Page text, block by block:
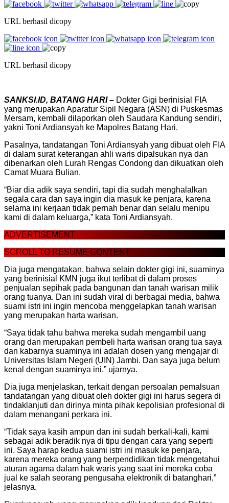
URL berhasil dicopy
URL berhasil dicopy
SANKSI.ID, BATANG HARI – Dokter Gigi berinisial FIA
yang merupakan Aparatur Sipil Negara (ASN) di Puskesmas
Mersam, kembali dilaporkan oleh Saudara Kandung sendiri,
yakni Toni Ardiansyah ke Mapolres Batang Hari.
Pasalnya, tandatangan Toni Ardiansyah yang dibuat oleh FIA
di dalam surat keterangan ahli waris dipalsukan nya dan
dibenarkan oleh Lurah Rengas Condong dan dikuatkan oleh
Camat Muara Bulian.
“Biar dia adik saya sendiri, tapi dia sudah menghalalkan
segala cara dan saya ingin dia masuk ke penjara, karena
selama ini kerjaan tidak pernah benar dan selalu menipu
kami di dalam keluarga,” kata Toni Ardiansyah.
ADVERTISEMENT
SCROLL TO RESUME CONTENT
Dia juga mengatakan, bahwa selain dokter gigi ini, suaminya
yang berinisial KMN juga ikut terlibat di dalam proses
penjualan sepihak pada bangunan dan tanah warisan milik
orang tuanya. Dan ini sudah viral di berbagai media, bahwa
suami istri ini ingin mencoba menggelapkan tanah warisan
yang merupakan harta warisan.
“Saya tidak tahu bahwa mereka sudah mengambil uang
orang dan merupakan pembeli harta warisan orang tua saya
dan kabarnya suaminya ini adalah dosen yang mengajar di
Universitas Islam Negeri (UIN) Jambi. Dan saya juga belum
kenal dengan suaminya ini,” ujarnya.
Dia juga menjelaskan, terkait dengan persoalan pemalsuan
tandatangan yang dibuat oleh dokter gigi ini harus segera di
tindaklanjuti dan dirinya minta pihak kepolisian profesional di
dalam menangani perkara ini.
“Tidak saya kasih ampun dan ini sudah berkali-kali, kami
sebagai adik beradik nya di tipu dengan cara yang seperti
ini. Saya harap kedua suami istri ini masuk ke penjara,
karena mereka orang yang berpendidikan tidak mengetahui
aturan agama dalam hak waris yang saat ini mereka coba
jual ke salah seorang pengusaha elektronik di batanghari,”
jelasnya.